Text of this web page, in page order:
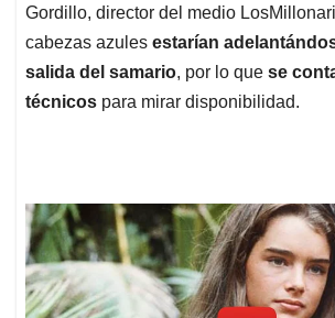
Gordillo, director del medio
cabezas azules estarían
salida del samario, por lo que se
técnicos para mirar disponibilidad.